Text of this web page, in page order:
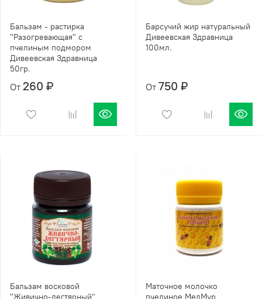
Бальзам - растирка
"Разогревающая" с
пчелиным подмором
Дивеевская Здравница
50гр.
От 260 ₽
Барсучий жир натуральный
Дивеевская Здравница
100мл.
От 750 ₽
Бальзам восковой
"Живично-дегтярный"
Маточное молочко
пчелиное МелМур,